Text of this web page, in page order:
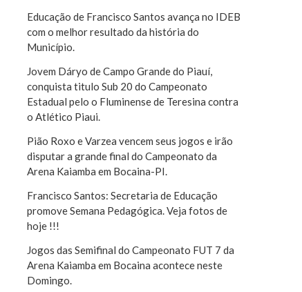
a
Educação de Francisco Santos avança no IDEB
com o melhor resultado da história do
Município.
Jovem Dáryo de Campo Grande do Piauí,
conquista titulo Sub 20 do Campeonato
Estadual pelo o Fluminense de Teresina contra
o Atlético Piaui.
Pião Roxo e Varzea vencem seus jogos e irão
disputar a grande final do Campeonato da
Arena Kaiamba em Bocaina-PI.
Francisco Santos: Secretaria de Educação
promove Semana Pedagógica. Veja fotos de
hoje !!!
Jogos das Semifinal do Campeonato FUT 7 da
Arena Kaiamba em Bocaina acontece neste
Domingo.